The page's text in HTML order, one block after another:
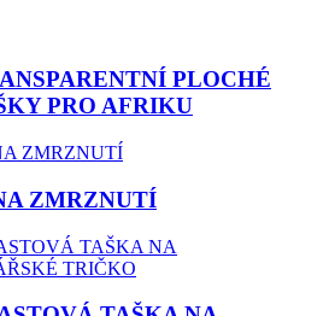
PLOCHÉ
PRO AFRIKU
ZMRZNUTÍ